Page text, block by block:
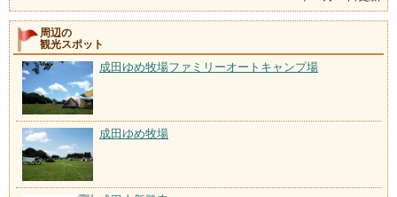
周辺の
観光スポット
成田ゆめ牧場ファミリーオートキャンプ場
成田ゆめ牧場